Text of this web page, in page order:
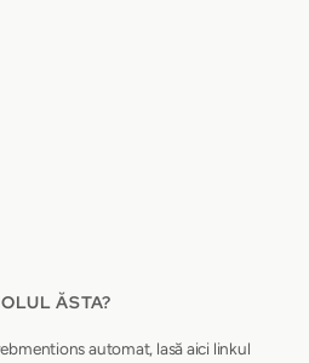
ĂSTA?
automat, lasă aici linkul